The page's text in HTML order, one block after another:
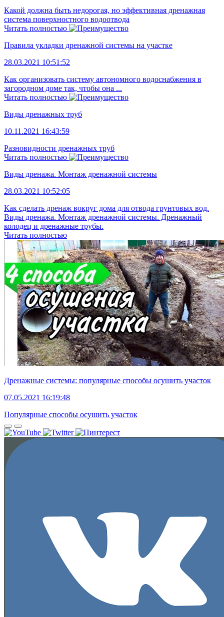
Какой должна быть недорогая, но эффективная дренажная
система поверхностного водоотвода
Читать полностью
Правила укладки дренажной системы на участке
28.03.2021 10:51:52
Как организовать систему автономного водоснабжения в
загородном доме так, чтобы она ...
Читать полностью
Виды дренажных труб
10.11.2021 16:43:59
Разновидности дренажных труб
Читать полностью
Виды дренажа. Монтаж дренажной системы
28.03.2021 10:52:05
Как сделать дренаж вокруг дома для отвода грунтовых вод.
Виды дренажа. Монтаж дренажной системы. Дренажный
колодец и дренажные трубы.
Читать полностью
Дренажные системы: популярные способы осушить участок
07.05.2021 16:19:48
Популярные способы осушить участок